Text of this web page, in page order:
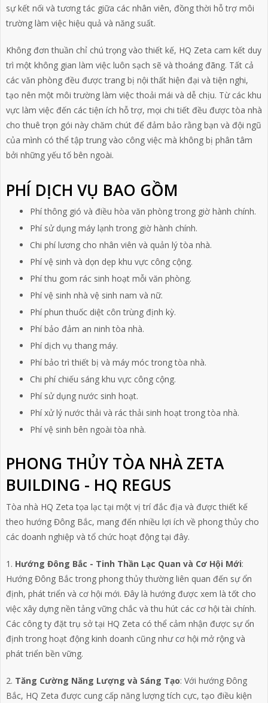
sự kết nối và tương tác giữa các nhân viên, đồng thời hỗ trợ môi
trường làm việc hiệu quả và năng suất.
Không đơn thuần chỉ chú trọng vào thiết kế, HQ Zeta cam kết duy
trì một không gian làm việc luôn sạch sẽ và thoáng đãng. Tất cả
các văn phòng đều được trang bị nội thất hiện đại và tiện nghi,
tạo nên một môi trường làm việc thoải mái và dễ chịu. Từ các khu
vực làm việc đến các tiện ích hỗ trợ, mọi chi tiết đều được tòa nhà
cho thuê trọn gói này chăm chút để đảm bảo rằng bạn và đội ngũ
của mình có thể tập trung vào công việc mà không bị phân tâm
bởi những yếu tố bên ngoài.
PHÍ DỊCH VỤ BAO GỒM
Phí thông gió và điều hòa văn phòng trong giờ hành chính.
Phí sử dụng máy lạnh trong giờ hành chính.
Chi phí lương cho nhân viên và quản lý tòa nhà.
Phí vệ sinh và dọn dẹp khu vực công cộng.
Phí thu gom rác sinh hoạt mỗi văn phòng.
Phí vệ sinh nhà vệ sinh nam và nữ.
Phí phun thuốc diệt côn trùng định kỳ.
Phí bảo đảm an ninh tòa nhà.
Phí dịch vụ thang máy.
Phí bảo trì thiết bị và máy móc trong tòa nhà.
Chi phí chiếu sáng khu vực công cộng.
Phí sử dụng nước sinh hoạt.
Phí xử lý nước thải và rác thải sinh hoạt trong tòa nhà.
Phí vệ sinh bên ngoài tòa nhà.
PHONG THỦY TÒA NHÀ ZETA
BUILDING - HQ REGUS
Tòa nhà HQ Zeta tọa lạc tại một vị trí đắc địa và được thiết kế
theo hướng Đông Bắc, mang đến nhiều lợi ích về phong thủy cho
các doanh nghiệp và tổ chức hoạt động tại đây.
1. Hướng Đông Bắc - Tinh Thần Lạc Quan và Cơ Hội Mới:
Hướng Đông Bắc trong phong thủy thường liên quan đến sự ổn
định, phát triển và cơ hội mới. Đây là hướng được xem là tốt cho
việc xây dựng nền tảng vững chắc và thu hút các cơ hội tài chính.
Các công ty đặt trụ sở tại HQ Zeta có thể cảm nhận được sự ổn
định trong hoạt động kinh doanh cũng như cơ hội mở rộng và
phát triển bền vững.
2. Tăng Cường Năng Lượng và Sáng Tạo: Với hướng Đông
Bắc, HQ Zeta được cung cấp năng lượng tích cực, tạo điều kiện